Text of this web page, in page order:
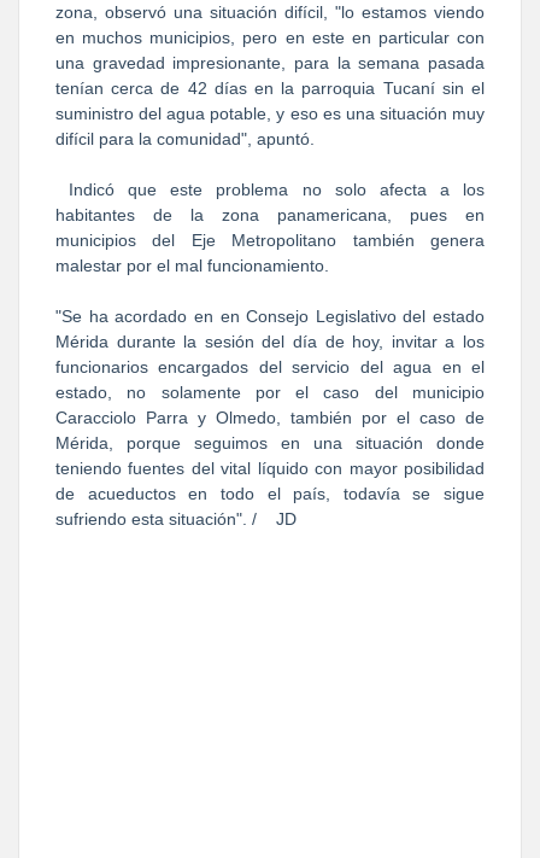
zona, observó una situación difícil, "lo estamos viendo
en muchos municipios, pero en este en particular con
una gravedad impresionante, para la semana pasada
tenían cerca de 42 días en la parroquia Tucaní sin el
suministro del agua potable, y eso es una situación muy
difícil para la comunidad", apuntó.
Indicó que este problema no solo afecta a los
habitantes de la zona panamericana, pues en
municipios del Eje Metropolitano también genera
malestar por el mal funcionamiento.
"Se ha acordado en en Consejo Legislativo del estado
Mérida durante la sesión del día de hoy, invitar a los
funcionarios encargados del servicio del agua en el
estado, no solamente por el caso del municipio
Caracciolo Parra y Olmedo, también por el caso de
Mérida, porque seguimos en una situación donde
teniendo fuentes del vital líquido con mayor posibilidad
de acueductos en todo el país, todavía se sigue
sufriendo esta situación". / JD